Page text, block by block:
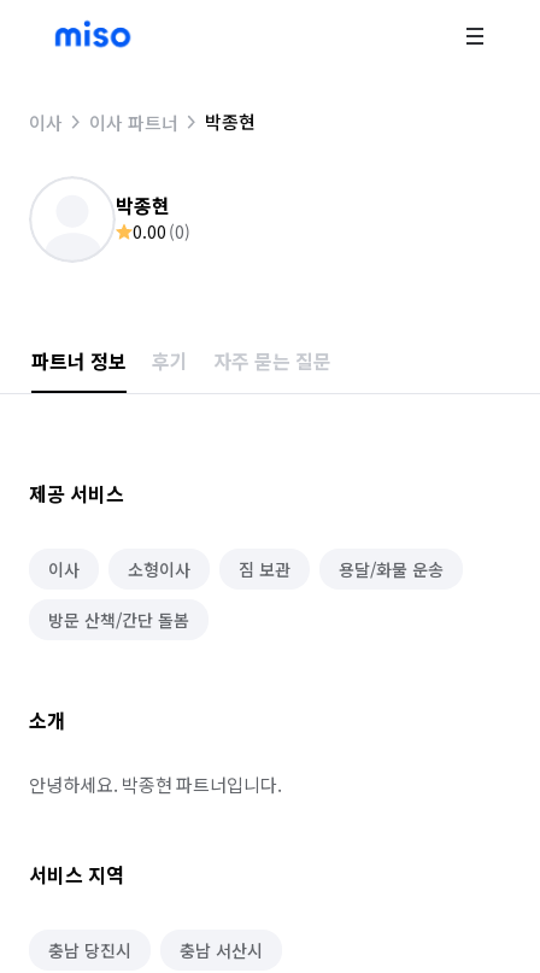
이사 이사 파트너 박종현
박종현
0.00 (0)
파트너 정보 후기 자주 묻는 질문
제공 서비스
이사 소형이사 짐 보관 용달/화물 운송
방문 산책/간단 돌봄
소개
안녕하세요. 박종현 파트너입니다.
서비스 지역
충남 당진시 충남 서산시